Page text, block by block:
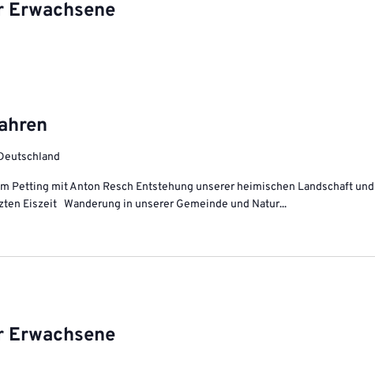
Petting mit Anton Resch Entstehung unserer heimischen Landschaft und
Eiszeit Wanderung in unserer Gemeinde und Natur...